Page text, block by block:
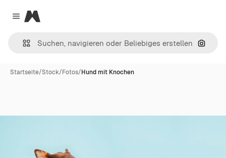
Close menu
Magnific
Nach
Startseite/Stock/Fotos/Hund mit Knochen